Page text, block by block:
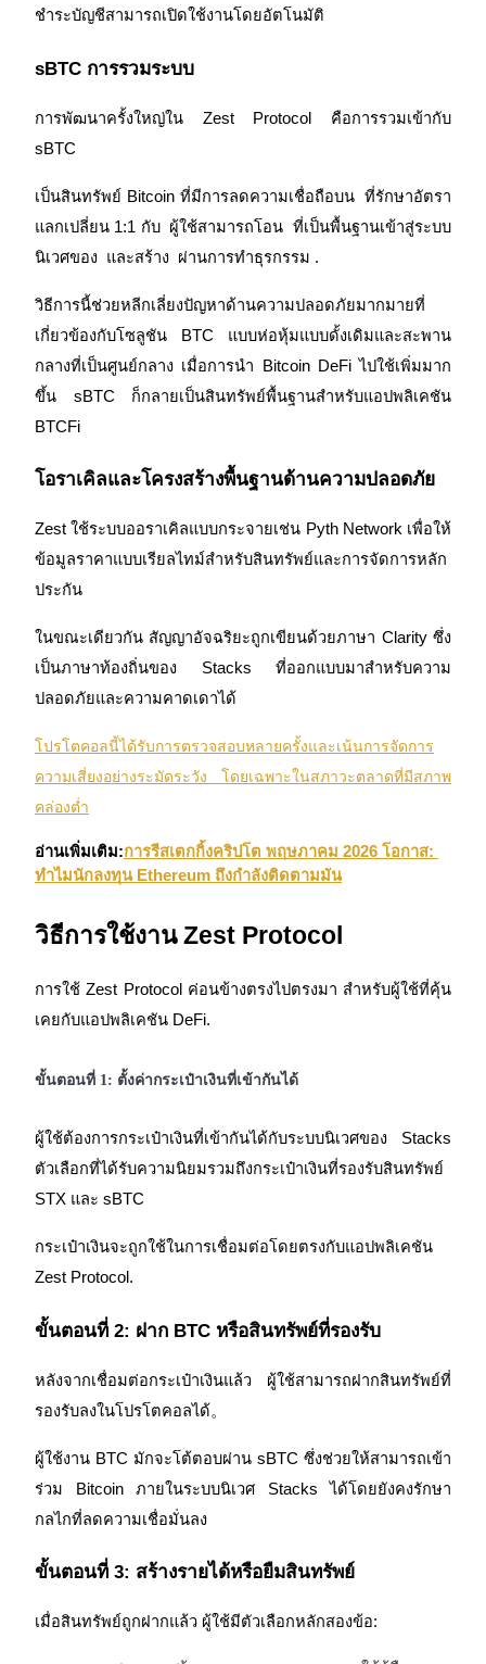
พันธมิตร Bitrue
มากถึง 65% คอมมิชชั่น!
การแนะนำ
เชิญเพื่อนเพื่อรับรางวัลเงินสด
BTC Welcome Rewards
BTC Welcome Rewards
Deposit CASHCAT & Win
Share 500000 CASHCAT prize pool
Exclusive for BitMart Users
Precious Metals Trading Carnival
USDT New User Exclusive 10% APR
USDT Flexible Staking | Daily Rewards
ชำระบัญชีสามารถเปิดใช้งานโดยอัตโนมัติ
sBTC การรวมระบบ
การพัฒนาครั้งใหญ่ใน Zest Protocol คือการรวมเข้ากับ
sBTC
เป็นสินทรัพย์ Bitcoin ที่มีการลดความเชื่อถือบน ที่รักษาอัตรา
แลกเปลี่ยน 1:1 กับ ผู้ใช้สามารถโอน ที่เป็นพื้นฐานเข้าสู่ระบบ
นิเวศของ และสร้าง ผ่านการทำธุรกรรม .
วิธีการนี้ช่วยหลีกเลี่ยงปัญหาด้านความปลอดภัยมากมายที่
เกี่ยวข้องกับโซลูชัน BTC แบบห่อหุ้มแบบดั้งเดิมและสะพาน
กลางที่เป็นศูนย์กลาง เมื่อการนำ Bitcoin DeFi ไปใช้เพิ่มมาก
ขึ้น sBTC ก็กลายเป็นสินทรัพย์พื้นฐานสำหรับแอปพลิเคชัน
BTCFi
โอราเคิลและโครงสร้างพื้นฐานด้านความปลอดภัย
Zest ใช้ระบบออราเคิลแบบกระจายเช่น Pyth Network เพื่อให้
ข้อมูลราคาแบบเรียลไทม์สำหรับสินทรัพย์และการจัดการหลัก
ประกัน
ในขณะเดียวกัน สัญญาอัจฉริยะถูกเขียนด้วยภาษา Clarity ซึ่ง
เป็นภาษาท้องถิ่นของ Stacks ที่ออกแบบมาสำหรับความ
ปลอดภัยและความคาดเดาได้
โปรโตคอลนี้ได้รับการตรวจสอบหลายครั้งและเน้นการจัดการ
ความเสี่ยงอย่างระมัดระวัง โดยเฉพาะในสภาวะตลาดที่มีสภาพ
คล่องต่ำ
อ่านเพิ่มเติม:การรีสเตกกิ้งคริปโต พฤษภาคม 2026 โอกาส:
ทำไมนักลงทุน Ethereum ถึงกำลังติดตามมัน
วิธีการใช้งาน Zest Protocol
การใช้ Zest Protocol ค่อนข้างตรงไปตรงมา สำหรับผู้ใช้ที่คุ้น
เคยกับแอปพลิเคชัน DeFi.
ขั้นตอนที่ 1: ตั้งค่ากระเป๋าเงินที่เข้ากันได้
ผู้ใช้ต้องการกระเป๋าเงินที่เข้ากันได้กับระบบนิเวศของ Stacks
ตัวเลือกที่ได้รับความนิยมรวมถึงกระเป๋าเงินที่รองรับสินทรัพย์
STX และ sBTC
กระเป๋าเงินจะถูกใช้ในการเชื่อมต่อโดยตรงกับแอปพลิเคชัน
Zest Protocol.
ขั้นตอนที่ 2: ฝาก BTC หรือสินทรัพย์ที่รองรับ
หลังจากเชื่อมต่อกระเป๋าเงินแล้ว ผู้ใช้สามารถฝากสินทรัพย์ที่
รองรับลงในโปรโตคอลได้。
ผู้ใช้งาน BTC มักจะโต้ตอบผ่าน sBTC ซึ่งช่วยให้สามารถเข้า
ร่วม Bitcoin ภายในระบบนิเวศ Stacks ได้โดยยังคงรักษา
กลไกที่ลดความเชื่อมั่นลง
ขั้นตอนที่ 3: สร้างรายได้หรือยืมสินทรัพย์
เมื่อสินทรัพย์ถูกฝากแล้ว ผู้ใช้มีตัวเลือกหลักสองข้อ: